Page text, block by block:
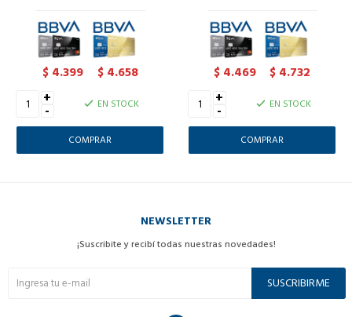
$ 4.399 $ 4.658
+
- EN STOCK
$ 4.469 $ 4.732
+
- EN STOCK
NEWSLETTER
¡Suscribite y recibí todas nuestras novedades!
SUSCRIBIRME